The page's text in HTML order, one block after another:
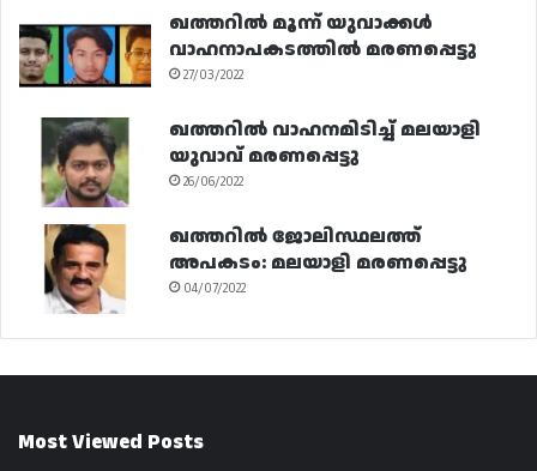
ഖത്തറിൽ മൂന്ന് യുവാക്കൾ
വാഹനാപകടത്തിൽ മരണപ്പെട്ടു
27/03/2022
ഖത്തറിൽ വാഹനമിടിച്ച് മലയാളി
യുവാവ് മരണപ്പെട്ടു
26/06/2022
ഖത്തറിൽ ജോലിസ്ഥലത്ത്
അപകടം: മലയാളി മരണപ്പെട്ടു
04/07/2022
Most Viewed Posts